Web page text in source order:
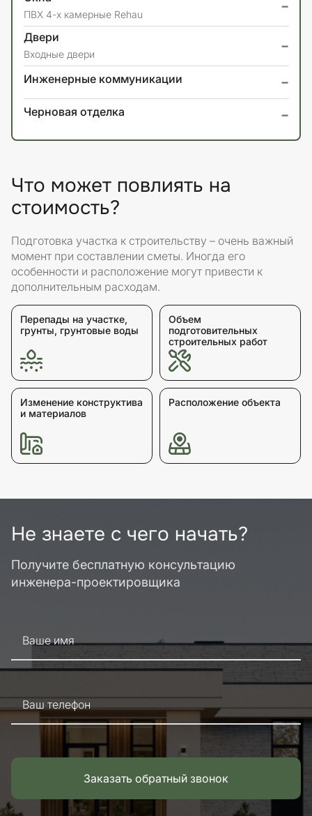
ПВХ 4-х камерные Rehau -
Двери
Входные двери -
Инженерные коммуникации -
Черновая отделка -
Что может повлиять на
стоимость?
Подготовка участка к строительству – очень важный
момент при составлении сметы. Иногда его
особенности и расположение могут привести к
дополнительным расходам.
Перепады на участке,
грунты, грунтовые воды
Объем
подготовительных
строительных работ
Изменение конструктива
и материалов
Расположение объекта
Не знаете с чего начать?
Получите бесплатную консультацию
инженера-проектировщика
Ваше имя
Ваш телефон
Заказать обратный звонок